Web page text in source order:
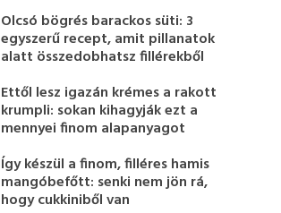
Olcsó bögrés barackos süti: 3
egyszerű recept, amit pillanatok
alatt összedobhatsz fillérekből
Ettől lesz igazán krémes a rakott
krumpli: sokan kihagyják ezt a
mennyei finom alapanyagot
Így készül a finom, filléres hamis
mangóbefőtt: senki nem jön rá,
hogy cukkiniből van